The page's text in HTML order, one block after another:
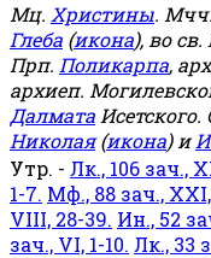
Мц. Христины.
Глеба (икона), во
Прп. Поликарпа,
архиеп.
Далмата
Николая(икона) и
Утр. - Лк., 106 зач.,
1-7. Мф., 88 зач.,
VIII, 28-39. Ин., 52
зач., VI, 1-10. Лк., 33